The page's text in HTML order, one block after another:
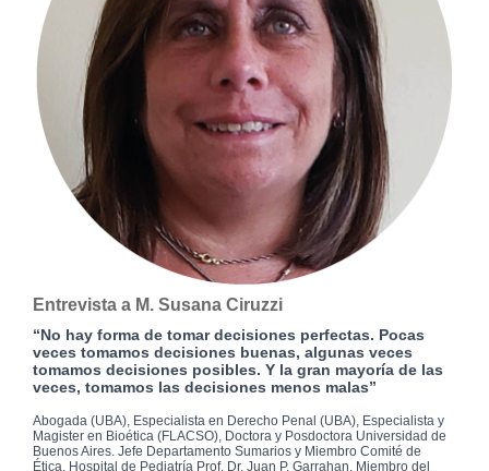
Entrevista a M. Susana Ciruzzi
“No hay forma de tomar decisiones perfectas. Pocas
veces tomamos decisiones buenas, algunas veces
tomamos decisiones posibles. Y la gran mayoría de las
veces, tomamos las decisiones menos malas”
Abogada (UBA), Especialista en Derecho Penal (UBA), Especialista y
Magister en Bioética (FLACSO), Doctora y Posdoctora Universidad de
Buenos Aires. Jefe Departamento Sumarios y Miembro Comité de
Ética, Hospital de Pediatría Prof. Dr. Juan P. Garrahan. Miembro del